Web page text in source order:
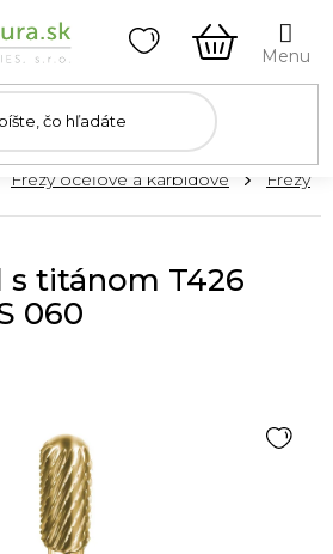
KOŠÍK
Frézy oceľové a karbidové
Frézy
s titánom T426
060